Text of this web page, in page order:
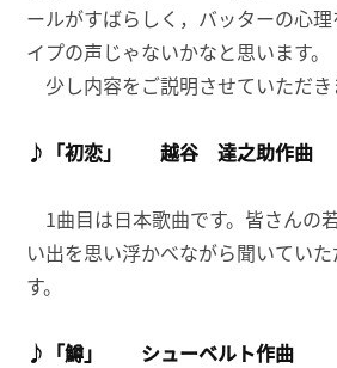
ールがすばらしく，バッターの心
イプの声じゃないかなと思います。
少し内容をご説明させていただき
♪「初恋」 越谷 達之助作曲
1曲目は日本歌曲です。皆さんの
い出を思い浮かべながら聞いてい
す。
♪「鱒」 シューベルト作曲